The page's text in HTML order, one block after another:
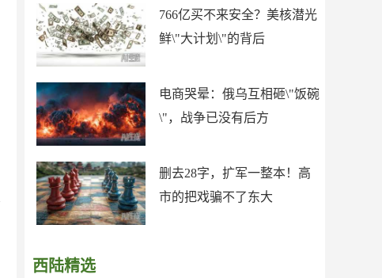
766亿买不来安全？美核潜光
鲜\"大计划\"的背后
电商哭晕：俄乌互相砸\"饭碗
\"，战争已没有后方
删去28字，扩军一整本！高
市的把戏骗不了东大
西陆精选